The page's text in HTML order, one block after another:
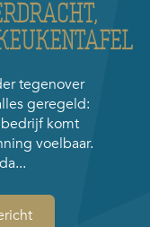
tegenover
geregeld:
komt
voelbaar.